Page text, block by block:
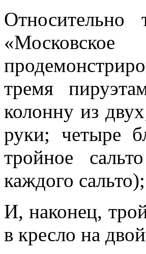
тремя
колонну из
руки; четыре
тройное
каждого
И, наконец,
в кресло на